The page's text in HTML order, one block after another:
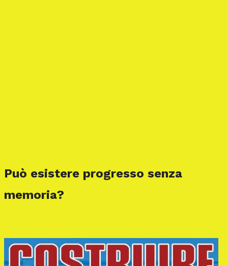
Può esistere progresso senza
memoria?